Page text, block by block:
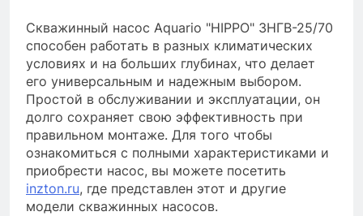
Скважинный насос Aquario "HIPPO" 3НГВ-25/70
способен работать в разных климатических
условиях и на больших глубинах, что делает
его универсальным и надежным выбором.
Простой в обслуживании и эксплуатации, он
долго сохраняет свою эффективность при
правильном монтаже. Для того чтобы
ознакомиться с полными характеристиками и
приобрести насос, вы можете посетить
inzton.ru, где представлен этот и другие
модели скважинных насосов.